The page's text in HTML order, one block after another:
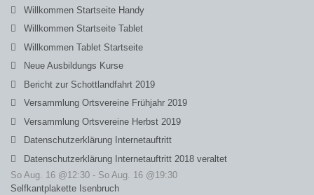
Willkommen Startseite Handy
Willkommen Startseite Tablet
Willkommen Tablet Startseite
Neue Ausbildungs Kurse
Bericht zur Schottlandfahrt 2019
Versammlung Ortsvereine Frühjahr 2019
Versammlung Ortsvereine Herbst 2019
Datenschutzerklärung Internetauftritt
Datenschutzerklärung Internetauftritt 2018 veraltet
So Aug. 16 @12:30 - So Aug. 16 @19:30
Selfkantplakette Isenbruch